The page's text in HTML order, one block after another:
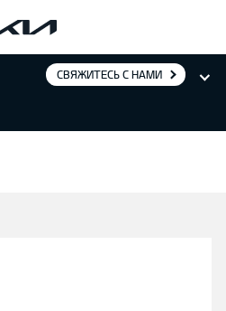
СВЯЖИТЕСЬ С НАМИ